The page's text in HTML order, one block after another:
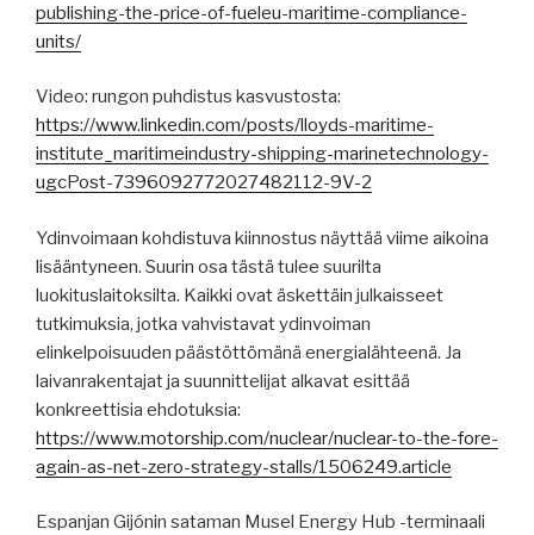
publishing-the-price-of-fueleu-maritime-compliance-
units/
Video: rungon puhdistus kasvustosta:
https://www.linkedin.com/posts/lloyds-maritime-
institute_maritimeindustry-shipping-marinetechnology-
ugcPost-7396092772027482112-9V-2
Ydinvoimaan kohdistuva kiinnostus näyttää viime aikoina
lisääntyneen. Suurin osa tästä tulee suurilta
luokituslaitoksilta. Kaikki ovat äskettäin julkaisseet
tutkimuksia, jotka vahvistavat ydinvoiman
elinkelpoisuuden päästöttömänä energialähteenä. Ja
laivanrakentajat ja suunnittelijat alkavat esittää
konkreettisia ehdotuksia:
https://www.motorship.com/nuclear/nuclear-to-the-fore-
again-as-net-zero-strategy-stalls/1506249.article
Espanjan Gijónin sataman Musel Energy Hub -terminaali